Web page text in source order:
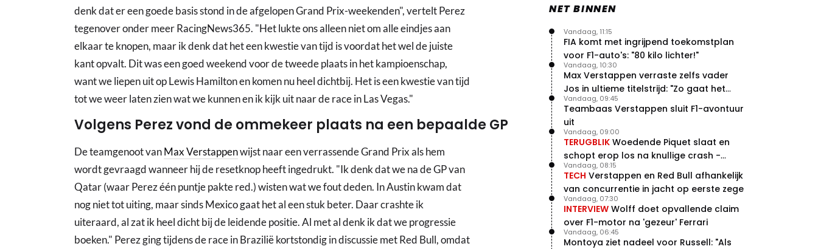
denk dat er een goede basis stond in de afgelopen Grand Prix-weekenden", vertelt Perez
tegenover onder meer RacingNews365. "Het lukte ons alleen niet om alle eindjes aan
elkaar te knopen, maar ik denk dat het een kwestie van tijd is voordat het wel de juiste
kant opvalt. Dit was een goed weekend voor de tweede plaats in het kampioenschap,
want we liepen uit op Lewis Hamilton en komen nu heel dichtbij. Het is een kwestie van tijd
tot we weer laten zien wat we kunnen en ik kijk uit naar de race in Las Vegas."
Volgens Perez vond de ommekeer plaats na een bepaalde GP
De teamgenoot vanMax Verstappenwijst naar een verrassende Grand Prix als hem
wordt gevraagd wanneer hij de resetknop heeft ingedrukt. "Ik denk dat we na de GP van
Qatar (waar Perez één puntje pakte red.) wisten wat we fout deden. In Austin kwam dat
nog niet tot uiting, maar sinds Mexico gaat het al een stuk beter. Daar crashte ik
uiteraard, al zat ik heel dicht bij de leidende positie. Al met al denk ik dat we progressie
boeken." Perez ging tijdens de race in Brazilië kortstondig in discussie met Red Bull, omdat
NET BINNEN
FIA komt met ingrijpend toekomstplan
voor F1-auto's: "80 kilo lichter!"
Vandaag, 11:15
Max Verstappen verraste zelfs vader
Jos in ultieme titelstrijd: "Zo gaat het
altijd!"
Vandaag, 10:30
Teambaas Verstappen sluit F1-avontuur
uit
Vandaag, 09:45
TERUGBLIK Woedende Piquet slaat en
schopt erop los na knullige crash -
terugblik
Vandaag, 09:00
TECH Verstappen en Red Bull afhankelijk
van concurrentie in jacht op eerste zege
Vandaag, 08:15
INTERVIEW Wolff doet opvallende claim
over F1-motor na 'gezeur' Ferrari
Vandaag, 07:30
Montoya ziet nadeel voor Russell: "Als
Vandaag, 06:45